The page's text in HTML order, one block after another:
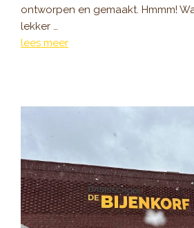
ontworpen en gemaakt. Hmmm!
lekker …
lees meer